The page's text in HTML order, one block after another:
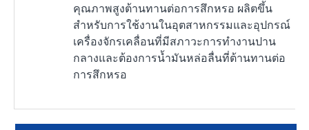
คุณภาพสูงต้านทานต่อการสึกหรอ ผลิตขึ้น
สำหรับการใช้งานในอุตสาหกรรมและอุปกรณ์
เครื่องจักรเคลื่อนที่มีสภาวะการทำงานปาน
กลางและต้องการน้ำมันหล่อลื่นที่ต้านทานต่อ
การสึกหรอ